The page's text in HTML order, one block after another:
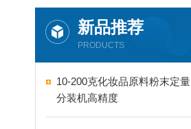
新品推荐
PRODUCTS
10-200克化妆品原料粉末定量
分装机高精度